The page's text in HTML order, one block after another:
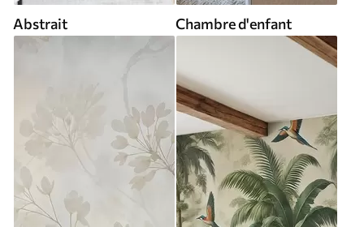
Abstrait Chambre d'enfant